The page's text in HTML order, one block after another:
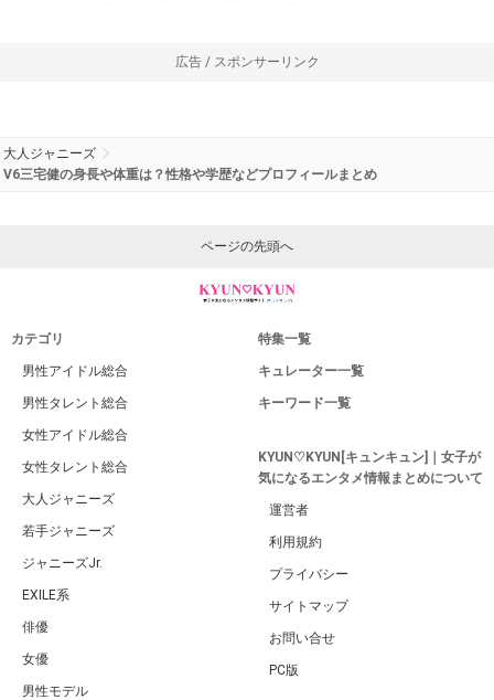
広告 / スポンサーリンク
大人ジャニーズ
V6三宅健の身長や体重は？性格や学歴などプロフィールまとめ
ページの先頭へ
カテゴリ
男性アイドル総合
男性タレント総合
女性アイドル総合
女性タレント総合
大人ジャニーズ
若手ジャニーズ
ジャニーズJr.
EXILE系
俳優
女優
男性モデル
特集一覧
キュレーター一覧
キーワード一覧
KYUN♡KYUN[キュンキュン]｜女子が
気になるエンタメ情報まとめについて
運営者
利用規約
プライバシー
サイトマップ
お問い合せ
PC版